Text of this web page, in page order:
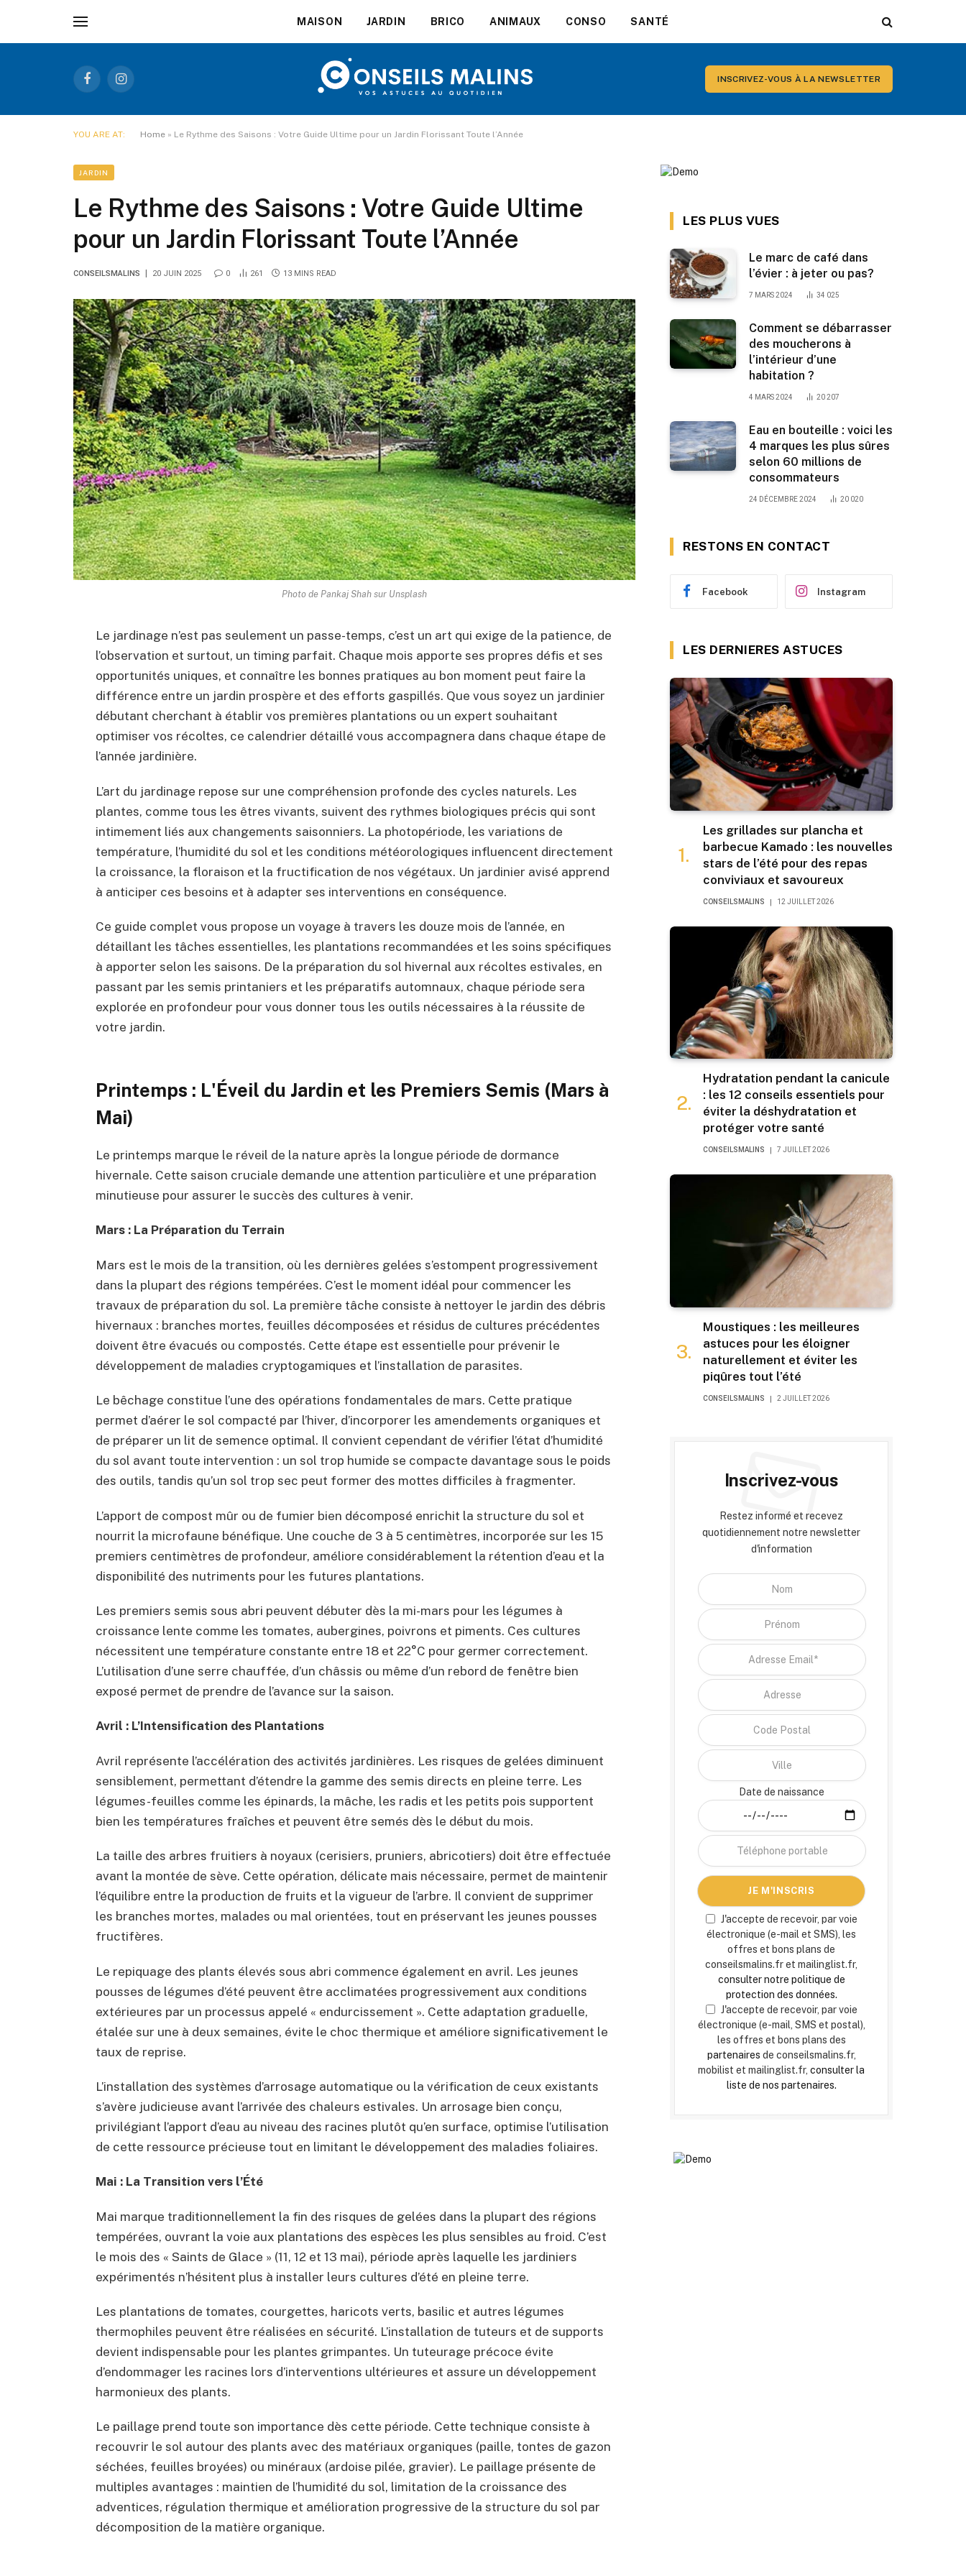
MAISON JARDIN BRICO ANIMAUX CONSO SANTÉ
FacebookInstagram
INSCRIVEZ-VOUS À LA NEWSLETTER
YOU ARE AT: Home » Le Rythme des Saisons : Votre Guide Ultime pour un Jardin Florissant Toute l’Année
JARDIN
Le Rythme des Saisons : Votre Guide Ultime
pour un Jardin Florissant Toute l’Année
CONSEILSMALINS 20 JUIN 2025 0 261 13 MINS READ
Photo de Pankaj Shah sur Unsplash
Le jardinage n’est pas seulement un passe-temps, c’est un art qui exige de la patience, de
l’observation et surtout, un timing parfait. Chaque mois apporte ses propres défis et ses
opportunités uniques, et connaître les bonnes pratiques au bon moment peut faire la
différence entre un jardin prospère et des efforts gaspillés. Que vous soyez un jardinier
débutant cherchant à établir vos premières plantations ou un expert souhaitant
optimiser vos récoltes, ce calendrier détaillé vous accompagnera dans chaque étape de
l’année jardinière.
L’art du jardinage repose sur une compréhension profonde des cycles naturels. Les
plantes, comme tous les êtres vivants, suivent des rythmes biologiques précis qui sont
intimement liés aux changements saisonniers. La photopériode, les variations de
température, l’humidité du sol et les conditions météorologiques influencent directement
la croissance, la floraison et la fructification de nos végétaux. Un jardinier avisé apprend
à anticiper ces besoins et à adapter ses interventions en conséquence.
Ce guide complet vous propose un voyage à travers les douze mois de l’année, en
détaillant les tâches essentielles, les plantations recommandées et les soins spécifiques
à apporter selon les saisons. De la préparation du sol hivernal aux récoltes estivales, en
passant par les semis printaniers et les préparatifs automnaux, chaque période sera
explorée en profondeur pour vous donner tous les outils nécessaires à la réussite de
votre jardin.
Printemps : L'Éveil du Jardin et les Premiers Semis (Mars à
Mai)
Le printemps marque le réveil de la nature après la longue période de dormance
hivernale. Cette saison cruciale demande une attention particulière et une préparation
minutieuse pour assurer le succès des cultures à venir.
Mars : La Préparation du Terrain
Mars est le mois de la transition, où les dernières gelées s’estompent progressivement
dans la plupart des régions tempérées. C’est le moment idéal pour commencer les
travaux de préparation du sol. La première tâche consiste à nettoyer le jardin des débris
hivernaux : branches mortes, feuilles décomposées et résidus de cultures précédentes
doivent être évacués ou compostés. Cette étape est essentielle pour prévenir le
développement de maladies cryptogamiques et l’installation de parasites.
Le bêchage constitue l’une des opérations fondamentales de mars. Cette pratique
permet d’aérer le sol compacté par l’hiver, d’incorporer les amendements organiques et
de préparer un lit de semence optimal. Il convient cependant de vérifier l’état d’humidité
du sol avant toute intervention : un sol trop humide se compacte davantage sous le poids
des outils, tandis qu’un sol trop sec peut former des mottes difficiles à fragmenter.
L’apport de compost mûr ou de fumier bien décomposé enrichit la structure du sol et
nourrit la microfaune bénéfique. Une couche de 3 à 5 centimètres, incorporée sur les 15
premiers centimètres de profondeur, améliore considérablement la rétention d’eau et la
disponibilité des nutriments pour les futures plantations.
Les premiers semis sous abri peuvent débuter dès la mi-mars pour les légumes à
croissance lente comme les tomates, aubergines, poivrons et piments. Ces cultures
nécessitent une température constante entre 18 et 22°C pour germer correctement.
L’utilisation d’une serre chauffée, d’un châssis ou même d’un rebord de fenêtre bien
exposé permet de prendre de l’avance sur la saison.
Avril : L’Intensification des Plantations
Avril représente l’accélération des activités jardinières. Les risques de gelées diminuent
sensiblement, permettant d’étendre la gamme des semis directs en pleine terre. Les
légumes-feuilles comme les épinards, la mâche, les radis et les petits pois supportent
bien les températures fraîches et peuvent être semés dès le début du mois.
La taille des arbres fruitiers à noyaux (cerisiers, pruniers, abricotiers) doit être effectuée
avant la montée de sève. Cette opération, délicate mais nécessaire, permet de maintenir
l’équilibre entre la production de fruits et la vigueur de l’arbre. Il convient de supprimer
les branches mortes, malades ou mal orientées, tout en préservant les jeunes pousses
fructifères.
Le repiquage des plants élevés sous abri commence également en avril. Les jeunes
pousses de légumes d’été peuvent être acclimatées progressivement aux conditions
extérieures par un processus appelé « endurcissement ». Cette adaptation graduelle,
étalée sur une à deux semaines, évite le choc thermique et améliore significativement le
taux de reprise.
L’installation des systèmes d’arrosage automatique ou la vérification de ceux existants
s’avère judicieuse avant l’arrivée des chaleurs estivales. Un arrosage bien conçu,
privilégiant l’apport d’eau au niveau des racines plutôt qu’en surface, optimise l’utilisation
de cette ressource précieuse tout en limitant le développement des maladies foliaires.
Mai : La Transition vers l’Été
Mai marque traditionnellement la fin des risques de gelées dans la plupart des régions
tempérées, ouvrant la voie aux plantations des espèces les plus sensibles au froid. C’est
le mois des « Saints de Glace » (11, 12 et 13 mai), période après laquelle les jardiniers
expérimentés n’hésitent plus à installer leurs cultures d’été en pleine terre.
Les plantations de tomates, courgettes, haricots verts, basilic et autres légumes
thermophiles peuvent être réalisées en sécurité. L’installation de tuteurs et de supports
devient indispensable pour les plantes grimpantes. Un tuteurage précoce évite
d’endommager les racines lors d’interventions ultérieures et assure un développement
harmonieux des plants.
Le paillage prend toute son importance dès cette période. Cette technique consiste à
recouvrir le sol autour des plants avec des matériaux organiques (paille, tontes de gazon
séchées, feuilles broyées) ou minéraux (ardoise pilée, gravier). Le paillage présente de
multiples avantages : maintien de l’humidité du sol, limitation de la croissance des
adventices, régulation thermique et amélioration progressive de la structure du sol par
décomposition de la matière organique.
LES PLUS VUES
Le marc de café dans
l’évier : à jeter ou pas?
7 MARS 2024 34 025
Comment se débarrasser
des moucherons à
l’intérieur d’une
habitation ?
4 MARS 2024 20 207
Eau en bouteille : voici les
4 marques les plus sûres
selon 60 millions de
consommateurs
24 DÉCEMBRE 2024 20 020
RESTONS EN CONTACT
Facebook Instagram
LES DERNIERES ASTUCES
Les grillades sur plancha et
barbecue Kamado : les nouvelles
stars de l’été pour des repas
conviviaux et savoureux
CONSEILSMALINS 12 JUILLET 2026
Hydratation pendant la canicule
: les 12 conseils essentiels pour
éviter la déshydratation et
protéger votre santé
CONSEILSMALINS 7 JUILLET 2026
Moustiques : les meilleures
astuces pour les éloigner
naturellement et éviter les
piqûres tout l’été
CONSEILSMALINS 2 JUILLET 2026
Inscrivez-vous
Restez informé et recevez
quotidiennement notre newsletter
d'information
Date de naissance
J'accepte de recevoir, par voie
électronique (e-mail et SMS), les
offres et bons plans de
conseilsmalins.fr et mailinglist.fr,
consulter notre politique de
protection des données.
J'accepte de recevoir, par voie
électronique (e-mail, SMS et postal),
les offres et bons plans des
partenaires de conseilsmalins.fr,
mobilist et mailinglist.fr, consulter la
liste de nos partenaires.